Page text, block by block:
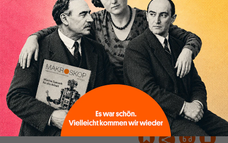
Dabei leben wir von
unseren Autoren, ihren
Recherchen, ihrem Wissen
und ihrem Enthusiasmus.
Gemeinsam scheren wir
aus den schmaler
werdenden Leitplanken
des Denkens aus.
ABONNIEREN SIE
MAKROSKOP
Schon Abonnent? Dann
hier einloggen!